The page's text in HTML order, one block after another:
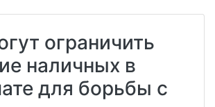
ограничить
наличных в
для борьбы с